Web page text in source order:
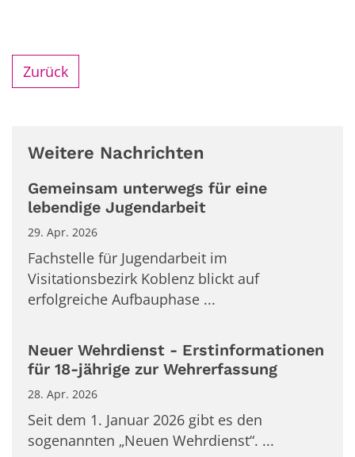
Zurück
Weitere Nachrichten
Gemeinsam unterwegs für eine
lebendige Jugendarbeit
29. Apr. 2026
Fachstelle für Jugendarbeit im
Visitationsbezirk Koblenz blickt auf
erfolgreiche Aufbauphase ...
Neuer Wehrdienst - Erstinformationen
für 18-jährige zur Wehrerfassung
28. Apr. 2026
Seit dem 1. Januar 2026 gibt es den
sogenannten „Neuen Wehrdienst“. ...